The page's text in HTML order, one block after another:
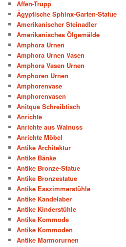
Affen-Trupp
Ägyptische Sphinx-Garten-Statue
Amerikanischer Steinadler
Amerikanisches Ölgemälde
Amphora Urnen
Amphora Urnen Vasen
Amphora Vasen Urnen
Amphoren Urnen
Amphorenvase
Amphorenvasen
Anitque Schreibtisch
Anrichte
Anrichte aus Walnuss
Anrichte Möbel
Antike Architektur
Antike Bänke
Antike Bronze-Statue
Antike Bronzestatue
Antike Esszimmerstühle
Antike Kandelaber
Antike Kinderstühle
Antike Kommode
Antike Kommoden
Antike Marmorurnen